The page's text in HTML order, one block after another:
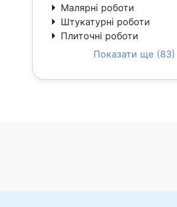
Малярні роботи
Штукатурні роботи
Плиточні роботи
Показати ще (83)